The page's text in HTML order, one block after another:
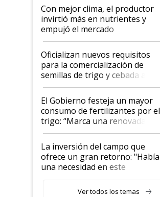
Con mejor clima, el productor
invirtió más en nutrientes y
empujó el mercado
Oficializan nuevos requisitos
para la comercialización de
semillas de trigo y cebada a
granel
El Gobierno festeja un mayor
consumo de fertilizantes por el
trigo: “Marca una renovada
confianza de los productores”
La inversión del campo que
ofrece un gran retorno: "Había
una necesidad en este
Ver todos los temas